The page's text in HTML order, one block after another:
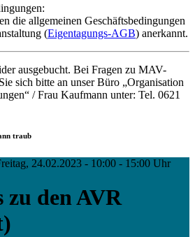
die allgemeinen Geschäftsbedingungen
(Eigentagungs-AGB) anerkannt.
ausgebucht. Bei Fragen zu MAV-
sich bitte an unser Büro „Organisation
/ Frau Kaufmann unter: Tel. 0621
traub
24.02.2023 - 10:00 - 15:00 Uhr
den AVR